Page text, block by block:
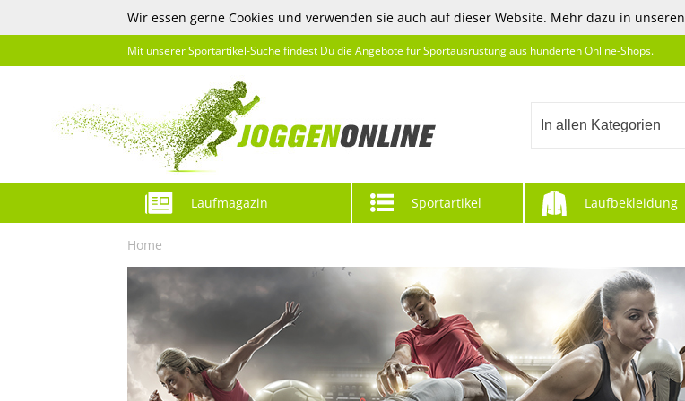
Wir essen gerne Cookies und verwenden sie auch auf dieser Website. Mehr dazu in unseren
Mit unserer Sportartikel-Suche findest Du die Angebote für Sportausrüstung aus hunderten Online-Shops.
In allen Kategorien
Laufmagazin Sportartikel Laufbekleidung
Home